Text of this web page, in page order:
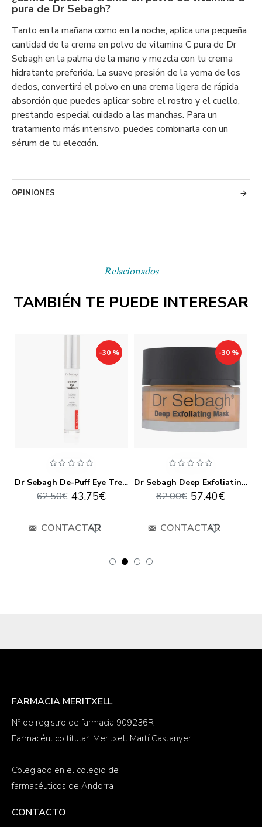
Relacionados
TAMBIÉN TE PUEDE INTERESAR
-30 %
Dr Sebagh De-Puff Eye Treatment 15ml
43.75€
62.50€
CONTACTAR
-30 %
Dr Sebagh Deep Exfoliating Mask 50ml
57.40€
82.00€
CONTACTAR
pura de Dr Sebagh?
Tanto en la mañana como en la noche, aplica una pequeña
cantidad de la crema en polvo de vitamina C pura de Dr
Sebagh en la palma de la mano y mezcla con tu crema
hidratante preferida. La suave presión de la yema de los
dedos, convertirá el polvo en una crema ligera de rápida
absorción que puedes aplicar sobre el rostro y el cuello,
prestando especial cuidado a las manchas. Para un
tratamiento más intensivo, puedes combinarla con un
sérum de tu elección.
OPINIONES
FARMACIA MERITXELL
Nº de registro de farmacia 909236R
Farmacéutico titular: Meritxell Martí Castanyer
Colegiado en el colegio de
farmacéuticos de Andorra
CONTACTO